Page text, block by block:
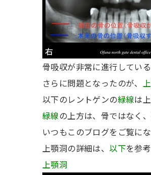
骨吸収が非常に進行している
さらに問題となったのが、
以下のレントゲンの緑線は
緑線の上方は、骨ではなく
いつもこのブログをご覧に
上顎洞の詳細は、 以下を参
上顎洞